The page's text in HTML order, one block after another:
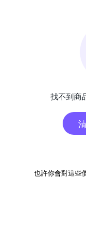
找不到商
也許你會對這些